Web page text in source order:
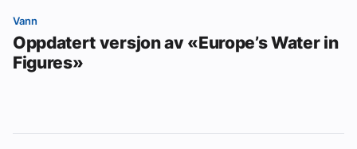
Vann
Oppdatert versjon av «Europe’s Water in
Figures»